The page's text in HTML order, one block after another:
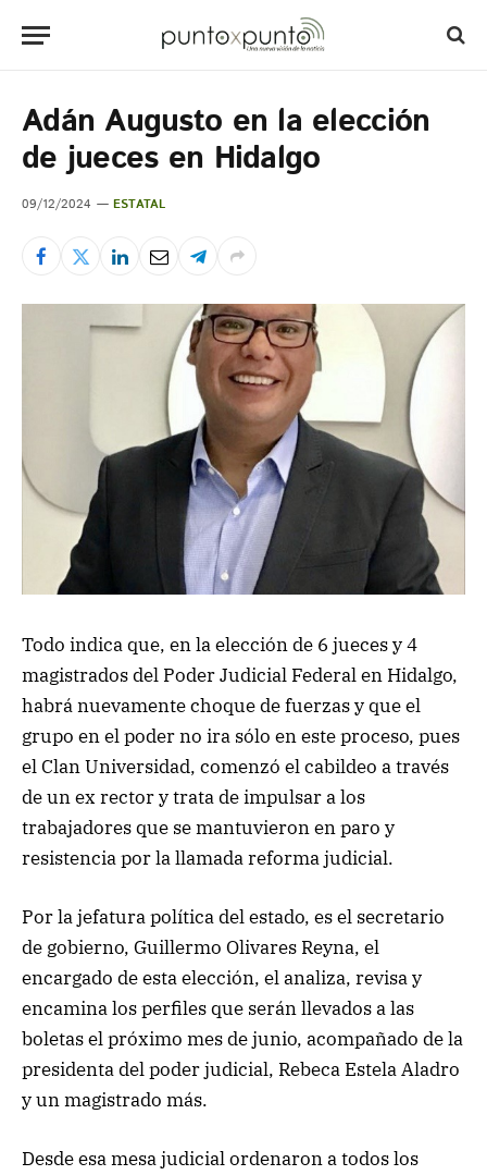
Adán Augusto en la elección
de jueces en Hidalgo
09/12/2024 ESTATAL
Todo indica que, en la elección de 6 jueces y 4
magistrados del Poder Judicial Federal en Hidalgo,
habrá nuevamente choque de fuerzas y que el
grupo en el poder no ira sólo en este proceso, pues
el Clan Universidad, comenzó el cabildeo a través
de un ex rector y trata de impulsar a los
trabajadores que se mantuvieron en paro y
resistencia por la llamada reforma judicial.
Por la jefatura política del estado, es el secretario
de gobierno, Guillermo Olivares Reyna, el
encargado de esta elección, el analiza, revisa y
encamina los perfiles que serán llevados a las
boletas el próximo mes de junio, acompañado de la
presidenta del poder judicial, Rebeca Estela Aladro
y un magistrado más.
Desde esa mesa judicial ordenaron a todos los